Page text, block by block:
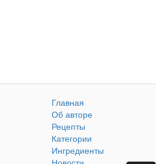
Главная
Об авторе
Рецепты
Категории
Ингредиенты